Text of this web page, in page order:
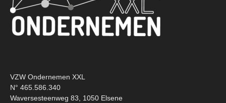
VZW Ondernemen XXL
N° 465.586.340
Waversesteenweg 83, 1050 Elsene